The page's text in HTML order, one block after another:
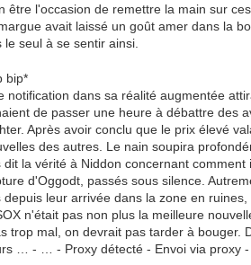
être l'occasion de remettre la main sur
avait laissé un goût amer dans la
le seul à se sentir ainsi.
bip*
notification dans sa réalité augmentée
de passer une heure à débattre des
Après avoir conclu que le prix élevé
des autres. Le nain soupira
dit la vérité à Niddon concernant
d'Oggodt, passés sous silence.
depuis leur arrivée dans la zone en
n'était pas non plus la meilleure
trop mal, on devrait pas tarder à
… - … - Proxy détecté - Envoi via proxy